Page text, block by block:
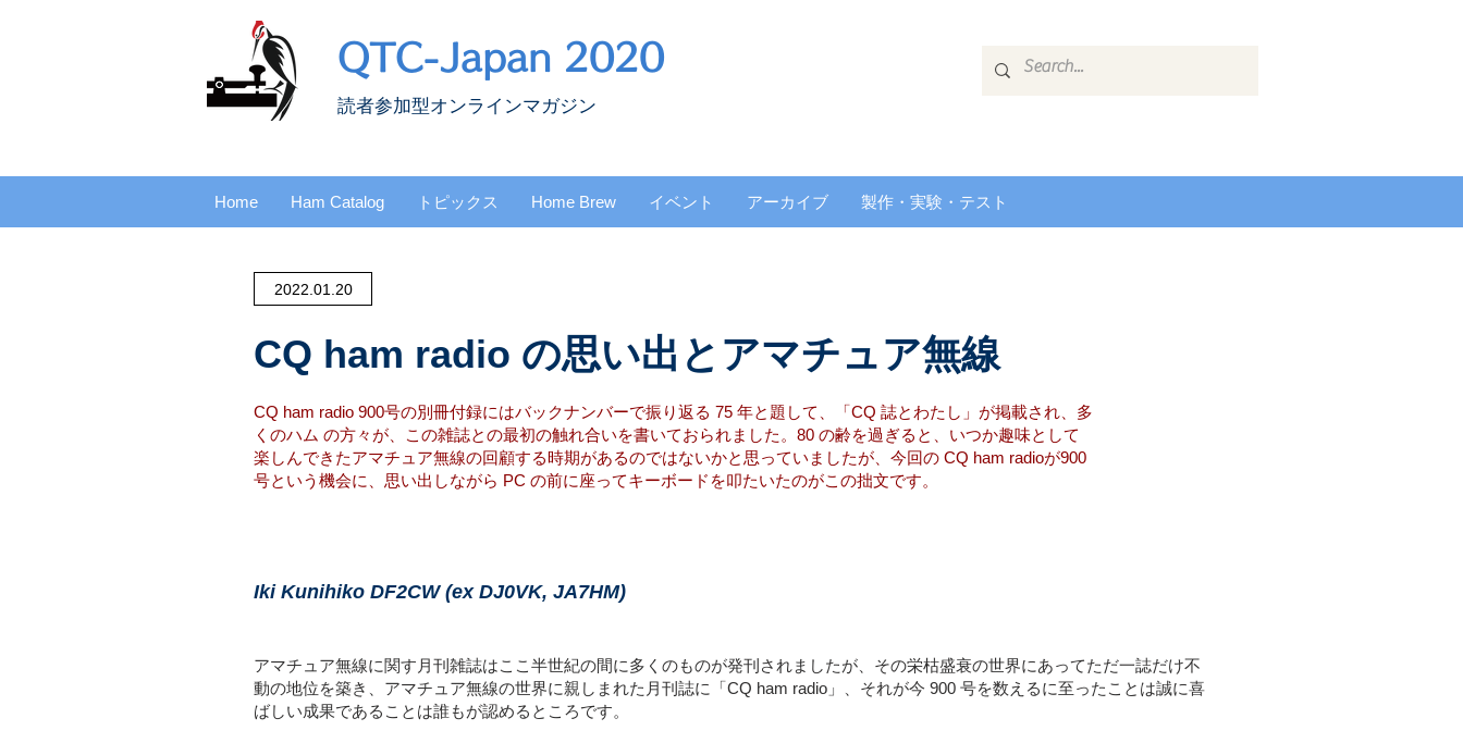
QTC-Japan 2020
​読者参加型オンラインマガジン
Home Ham Catalog トピックス Home Brew イベント アーカイブ 製作・実験・テスト
2022.01.20
CQ ham radio の思い出とアマチュア無線
CQ ham radio 900号の別冊付録にはバックナンバーで振り返る 75 年と題して、「CQ 誌とわたし」が掲載され、多
くのハム の方々が、この雑誌との最初の触れ合いを書いておられました。80 の齢を過ぎると、いつか趣味として
楽しんできたアマチュア無線の回顧する時期があるのではないかと思っていましたが、今回の CQ ham radioが900
号という機会に、思い出しながら PC の前に座ってキーボードを叩たいたのがこの拙文です。
Iki Kunihiko DF2CW (ex DJ0VK, JA7HM)
アマチュア無線に関す月刊雑誌はここ半世紀の間に多くのものが発刊されましたが、その栄枯盛衰の世界にあってただ一誌だけ不
動の地位を築き、アマチュア無線の世界に親しまれた月刊誌に「CQ ham radio」、それが今 900 号を数えるに至ったことは誠に喜
ばしい成果であることは誰もが認めるところです。